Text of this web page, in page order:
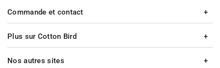
Commande et contact
Plus sur Cotton Bird
Nos autres sites